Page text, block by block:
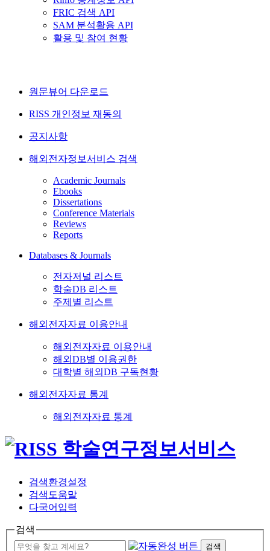
FRIC 검색 API
SAM 분석활용 API
활용 및 참여 현황
원문뷰어 다운로드
RISS 개인정보 재동의
공지사항
해외전자정보서비스 검색
Academic Journals
Ebooks
Dissertations
Conference Materials
Reviews
Reports
Databases & Journals
전자저널 리스트
학술DB 리스트
주제별 리스트
해외전자자료 이용안내
해외전자자료 이용안내
해외DB별 이용권한
대학별 해외DB 구독현황
해외전자자료 통계
해외전자자료 통계
검색환경설정
검색도움말
다국어입력
검색
검색